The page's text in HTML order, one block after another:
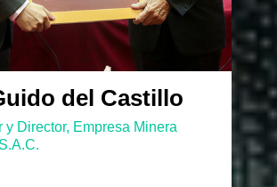
del Castillo
y Director, Empresa Minera